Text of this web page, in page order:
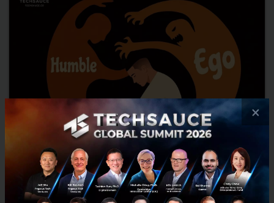
Anthropic องค์กรที่เชื่อว่า ‘ความซื่อสัตย์ต่อความไม่รู้’ สำคัญ
กว่าความสมบูรณ์แบบ
×